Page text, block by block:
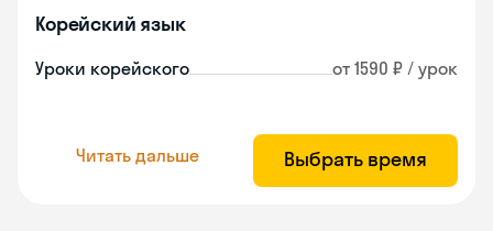
Корейский язык
Уроки корейского от 1590 ₽ / урок
Читать дальше Выбрать время